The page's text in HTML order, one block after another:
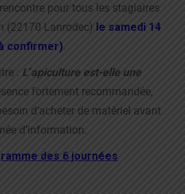
pour tous les stagiaires
(22170 Lanrodec) le samedi 14
confirmer).
: L‛apiculture est-elle une
fortement recommandée,
d’acheter de matériel avant
d’information.
des 6 journées